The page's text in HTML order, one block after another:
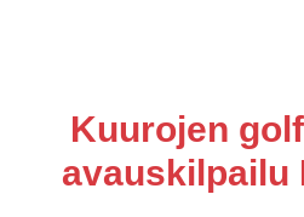
Kuurojen
avauskilpailu